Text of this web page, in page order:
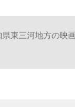
東三河地方の映